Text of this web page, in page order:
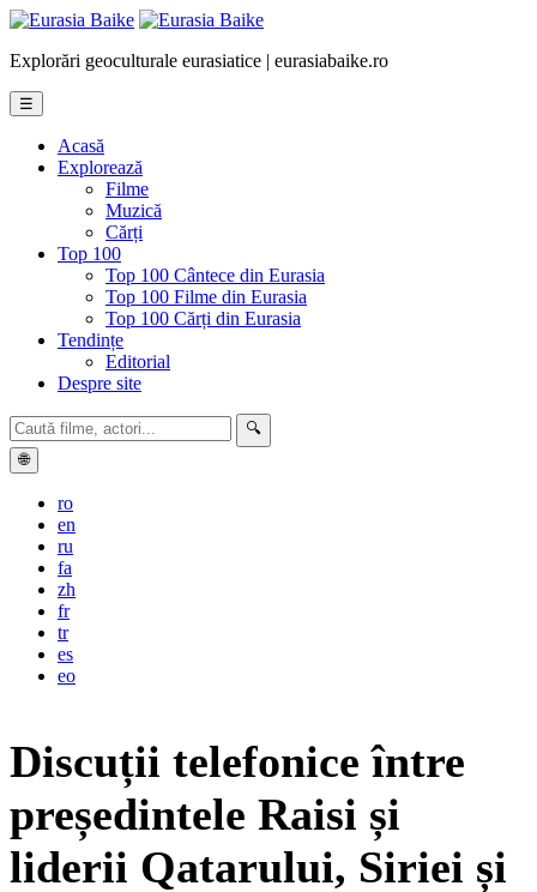
Explorări geoculturale eurasiatice | eurasiabaike.ro
☰
Acasă
Explorează
Filme
Muzică
Cărți
Top 100
Top 100 Cântece din Eurasia
Top 100 Filme din Eurasia
Top 100 Cărți din Eurasia
Tendințe
Editorial
Despre site
🔍
🌐
ro
en
ru
fa
zh
fr
tr
es
eo
Discuții telefonice între
președintele Raisi și
liderii Qatarului, Siriei și